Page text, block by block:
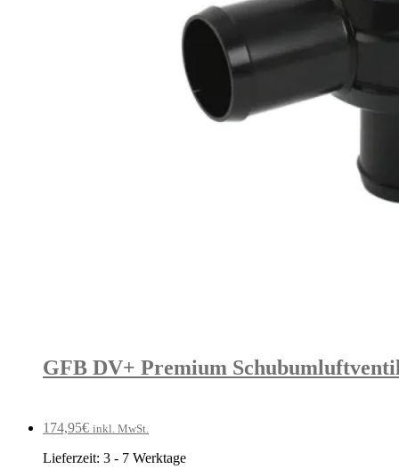
GFB DV+ Premium
174,95€ inkl. MwSt.
Lieferzeit: 3 - 7 Werktage